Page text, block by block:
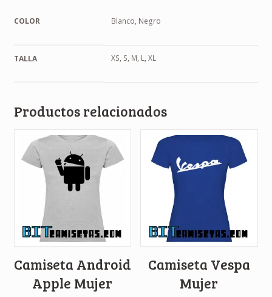
COLOR Blanco, Negro
TALLA XS, S, M, L, XL
Productos relacionados
Camiseta Android
Apple Mujer
Camiseta Vespa
Mujer